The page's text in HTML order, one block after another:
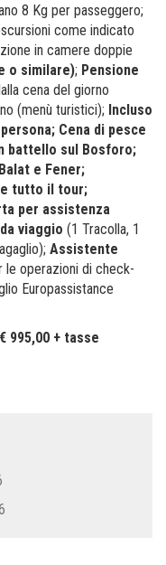
8 Kg per passeggero;
come indicato
in camere doppie
o similare); Pensione
cena del giorno
(menù turistici); Incluso
Cena di pesce
battello sul Bosforo;
e Fener;
tutto il tour;
per assistenza
viaggio (1 Tracolla, 1
Assistente
le operazioni di check-
Europassistance
995,00 + tasse